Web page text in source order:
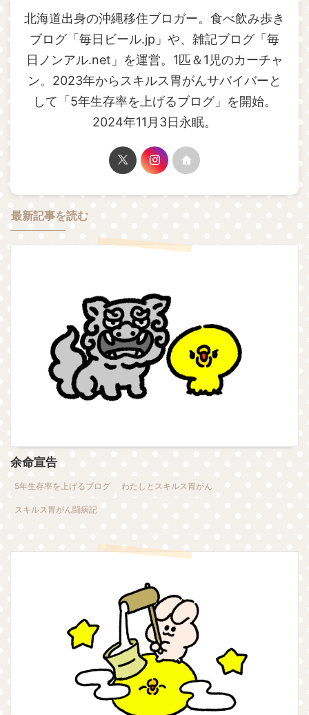
北海道出身の沖縄移住ブロガー。食べ飲み歩き
ブログ「毎日ビール.jp」や、雑記ブログ「毎
日ノンアル.net」を運営。1匹＆1児のカーチャ
ン。2023年からスキルス胃がんサバイバーと
して「5年生存率を上げるブログ」を開始。
2024年11月3日永眠。
最新記事を読む
余命宣告
5年生存率を上げるブログ わたしとスキルス胃がん
スキルス胃がん闘病記